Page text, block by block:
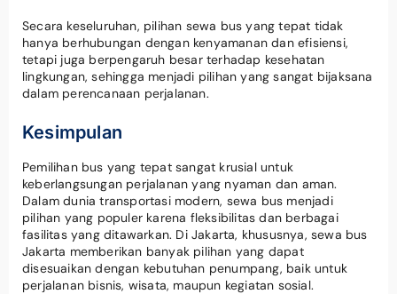
Secara keseluruhan, pilihan sewa bus yang tepat tidak
hanya berhubungan dengan kenyamanan dan efisiensi,
tetapi juga berpengaruh besar terhadap kesehatan
lingkungan, sehingga menjadi pilihan yang sangat bijaksana
dalam perencanaan perjalanan.
Kesimpulan
Pemilihan bus yang tepat sangat krusial untuk
keberlangsungan perjalanan yang nyaman dan aman.
Dalam dunia transportasi modern, sewa bus menjadi
pilihan yang populer karena fleksibilitas dan berbagai
fasilitas yang ditawarkan. Di Jakarta, khususnya, sewa bus
Jakarta memberikan banyak pilihan yang dapat
disesuaikan dengan kebutuhan penumpang, baik untuk
perjalanan bisnis, wisata, maupun kegiatan sosial.